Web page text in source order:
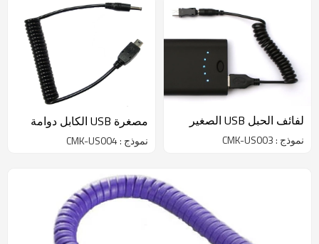
لفائف الحبل USB الصغير
نموذج : CMK-US003
مصغرة USB الكابل دوامة
نموذج : CMK-US004